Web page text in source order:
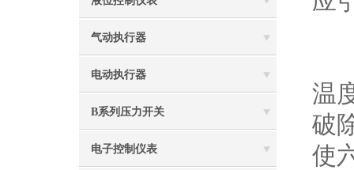
气动执行器
电动执行器
B系列压力开关
电子控制仪表
温
破
使